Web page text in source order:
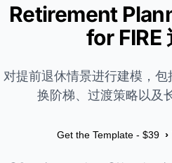
Retirement
for FIRE
对提前退休情景进行建模，
换阶梯、过渡策略以及
Get the Template - $39 ›